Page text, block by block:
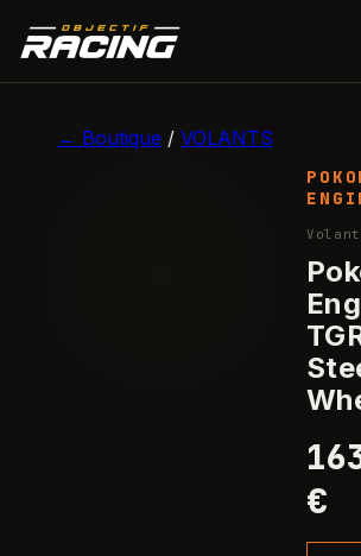
← Boutique / VOLANTS
1/7
Volant
€